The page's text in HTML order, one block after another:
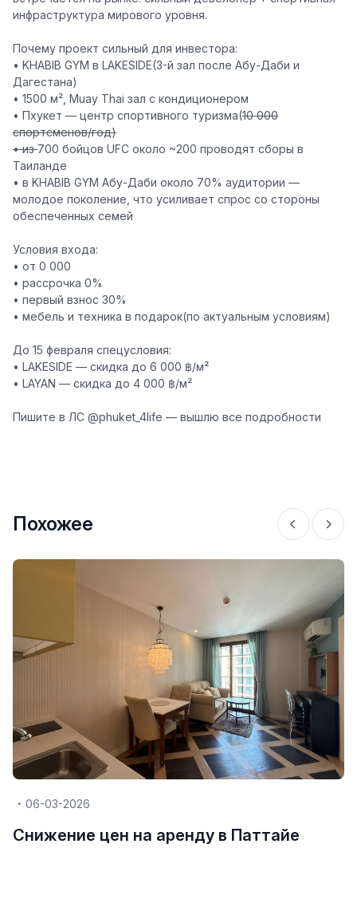
инфраструктура мирового уровня.
Почему проект сильный для инвестора:
• KHABIB GYM в LAKESIDE(3-й зал после Абу-Даби и
Дагестана)
• 1500 м², Muay Thai зал с кондиционером
• Пхукет — центр спортивного туризма(10 000
спортсменов/год)
• из700 бойцов UFC около ~200 проводят сборы в
Таиланде
• в KHABIB GYM Абу-Даби около 70% аудитории —
молодое поколение, что усиливает спрос со стороны
обеспеченных семей
Условия входа:
• от 0 000
• рассрочка 0%
• первый взнос 30%
• мебель и техника в подарок(по актуальным условиям)
До 15 февраля спецусловия:
• LAKESIDE — скидка до 6 000 ฿/м²
• LAYAN — скидка до 4 000 ฿/м²
Пишите в ЛС @phuket_4life — вышлю все подробности
Похожее
06-03-2026
Снижение цен на аренду в Паттайе